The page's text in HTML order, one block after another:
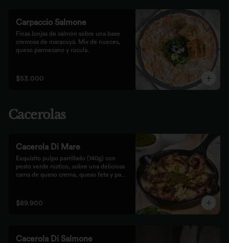
Carpaccio Salmone
Finas lonjas de salmón sobre una base
cremosa de maracuyá. Mix de nueces,
queso parmesano y rúcula.
$53.000
Cacerolas
Cacerola Di Mare
Exquisito pulpo parrillado (140g) con
pesto verde rústico, sobre una deliciosa
cama de queso crema, queso feta y papa.
$89.900
Cacerola Di Salmone